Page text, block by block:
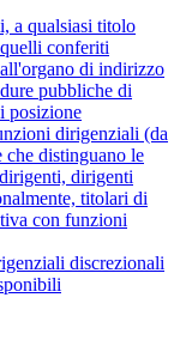
a qualsiasi titolo
conferiti
di indirizzo
pubbliche di
posizione
dirigenziali (da
che distinguano le
dirigenti
titolari di
con funzioni
discrezionali